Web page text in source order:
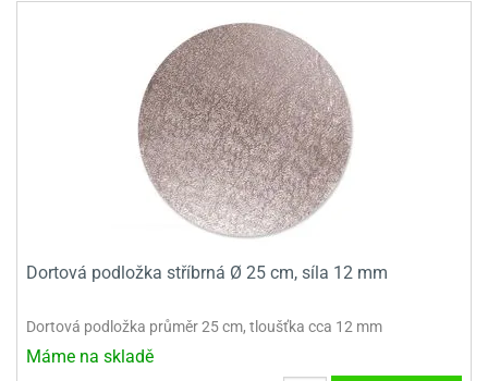
Dortová podložka stříbrná Ø 25 cm, síla 12 mm
Dortová podložka průměr 25 cm, tloušťka cca 12 mm
Máme na skladě